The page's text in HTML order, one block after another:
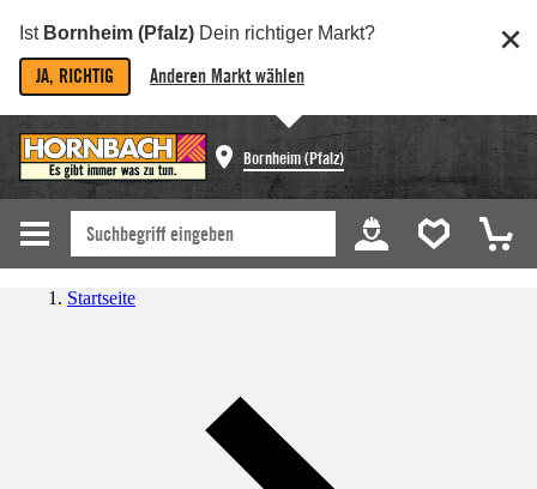
Ist Bornheim (Pfalz) Dein richtiger Markt?
JA, RICHTIG Anderen Markt wählen
Bornheim (Pfalz)
Startseite